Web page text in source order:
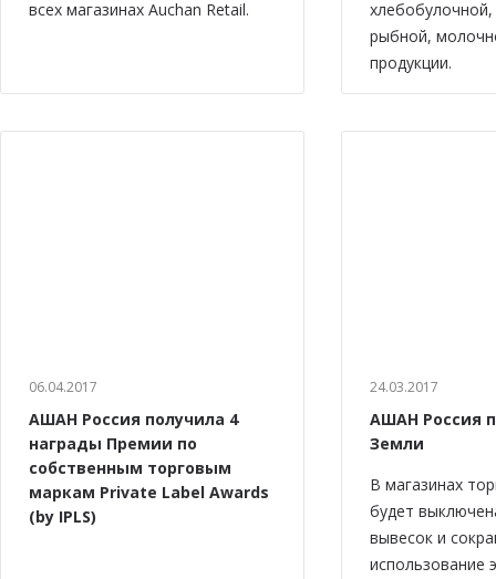
всех магазинах Auchan Retail.
рыбной,
продукции.
06.04.2017
АШАН Россия получила 4
награды Премии по
собственным торговым
маркам Private Label Awards
(by IPLS)
24.03.2017
АШАН Россия
Земли
В магазинах
будет
вывесок и
использование